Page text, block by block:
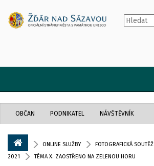
OBČAN PODNIKATEL NÁVŠTĚVNÍK
ONLINE SLUŽBY FOTOGRAFICKÁ SOUTĚŽ
2021
TÉMA X. ZAOSTŘENO NA ZELENOU HORU